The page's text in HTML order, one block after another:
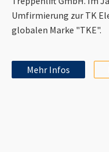
Umfirmierung zur TK
globalen Marke "TKE".
Mehr Infos